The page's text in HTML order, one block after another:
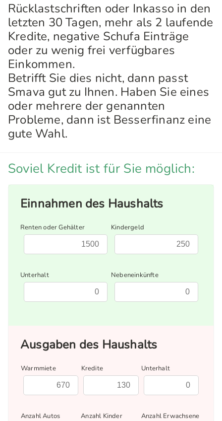
Rücklastschriften oder Inkasso in den
letzten 30 Tagen, mehr als 2 laufende
Kredite, negative Schufa Einträge
oder zu wenig frei verfügbares
Einkommen.
Betrifft Sie dies nicht, dann passt
Smava gut zu Ihnen. Haben Sie eines
oder mehrere der genannten
Probleme, dann ist Besserfinanz eine
gute Wahl.
Soviel Kredit ist für Sie möglich:
Einnahmen des Haushalts
Renten oder Gehälter Kindergeld
Unterhalt Nebeneinkünfte
Ausgaben des Haushalts
Warmmiete Kredite Unterhalt
Anzahl Autos Anzahl Kinder Anzahl Erwachsene